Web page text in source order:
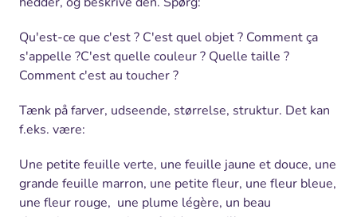
Qu'est-ce que c'est ? C'est quel objet ? Comment ça
s'appelle ?C'est quelle couleur ? Quelle taille ?
Comment c'est au toucher ?
Tænk på farver, udseende, størrelse, struktur. Det kan
f.eks. være:
Une petite feuille verte, une feuille jaune et douce, une
grande feuille marron, une petite fleur, une fleur bleue,
une fleur rouge, une plume légère, un beau